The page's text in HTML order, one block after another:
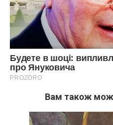
Вам також